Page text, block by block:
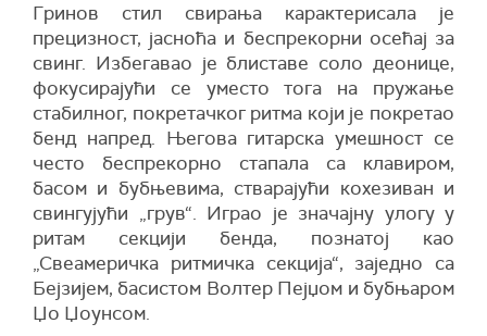
Гринов стил свирања карактерисала је
прецизност, јасноћа и беспрекорни осећај за
свинг. Избегавао је блиставе соло деонице,
фокусирајући се уместо тога на пружање
стабилног, покретачког ритма који је покретао
бенд напред. Његова гитарска умешност се
често беспрекорно стапала са клавиром,
басом и бубњевима, стварајући кохезиван и
свингујући „грув“. Играо је значајну улогу у
ритам секцији бенда, познатој као
„Свеамеричка ритмичка секција“, заједно са
Бејзијем, басистом Волтер Пејџом и бубњаром
Џо Џоунсом.